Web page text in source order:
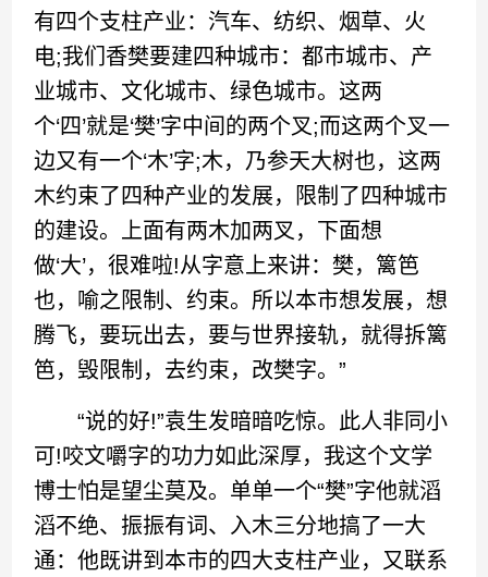
有四个支柱产业：汽车、纺织、烟草、火
电;我们香樊要建四种城市：都市城市、产
业城市、文化城市、绿色城市。这两
个‘四’就是‘樊’字中间的两个叉;而这两个叉一
边又有一个‘木’字;木，乃参天大树也，这两
木约束了四种产业的发展，限制了四种城市
的建设。上面有两木加两叉，下面想
做‘大’，很难啦!从字意上来讲：樊，篱笆
也，喻之限制、约束。所以本市想发展，想
腾飞，要玩出去，要与世界接轨，就得拆篱
笆，毁限制，去约束，改樊字。”
“说的好!”袁生发暗暗吃惊。此人非同小
可!咬文嚼字的功力如此深厚，我这个文学
博士怕是望尘莫及。单单一个“樊”字他就滔
滔不绝、振振有词、入木三分地搞了一大
通：他既讲到本市的四大支柱产业，又联系